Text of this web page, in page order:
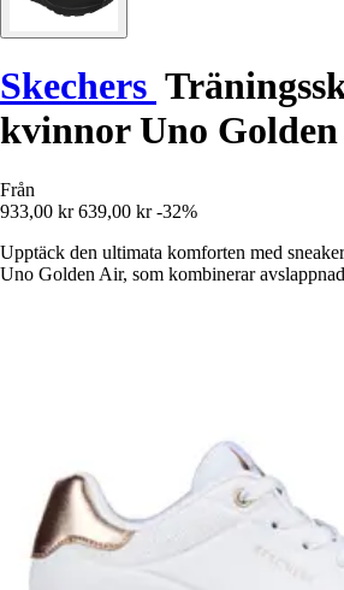
Skechers
kvinnor Uno
Från
933,00 kr 639,00 kr -32%
Upptäck den ultimata komforten med
Uno Golden Air, som kombinerar